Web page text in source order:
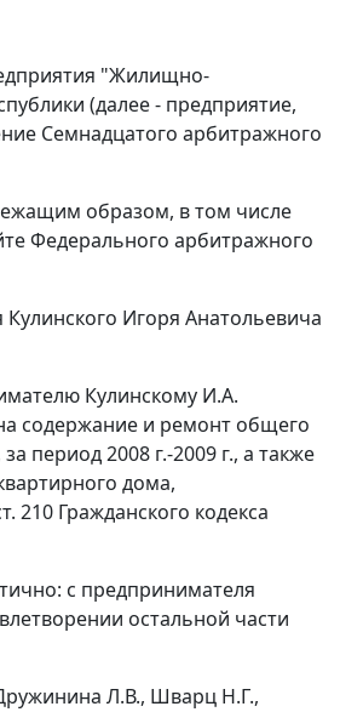
"Жилищно-
(далее - предприятие,
Семнадцатого арбитражного
образом, в том числе
Федерального арбитражного
Игоря Анатольевича
Кулинскому И.А.
содержание и ремонт общего
период 2008 г.-2009 г., а также
дома,
210 Гражданского кодекса
с предпринимателя
остальной части
Л.В., Шварц Н.Г.,